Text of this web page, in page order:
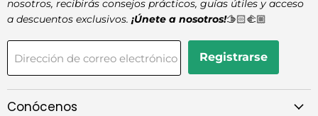
nosotros, recibirás consejos prácticos, guías útiles y acceso
a descuentos exclusivos. ¡Únete a nosotros!🫱🏻‍🫲🏼
Dirección de correo electrónico Registrarse
Conócenos